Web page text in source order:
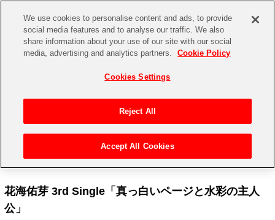
CHANNEL STORE EVENT
アイドルマスターシリーズ
アイドルマスター
イベントグッズ
トイ・ホビー
アイドルマスター シリーズ>学園アイドルマスター
花海佑芽 3rd Single「真っ白いページと水彩の主人
公」
We use cookies to personalise content and ads, to provide
social media features and to analyse our traffic. We also
share information about your use of our site with our social
media, advertising and analytics partners.
Cookie Policy
Cookies Settings
Reject All
Accept All Cookies